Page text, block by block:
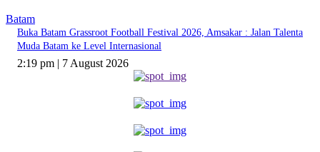
Batam
Buka Batam Grassroot Football Festival 2026, Amsakar : Jalan Talenta
Muda Batam ke Level Internasional
2:19 pm | 7 August 2026